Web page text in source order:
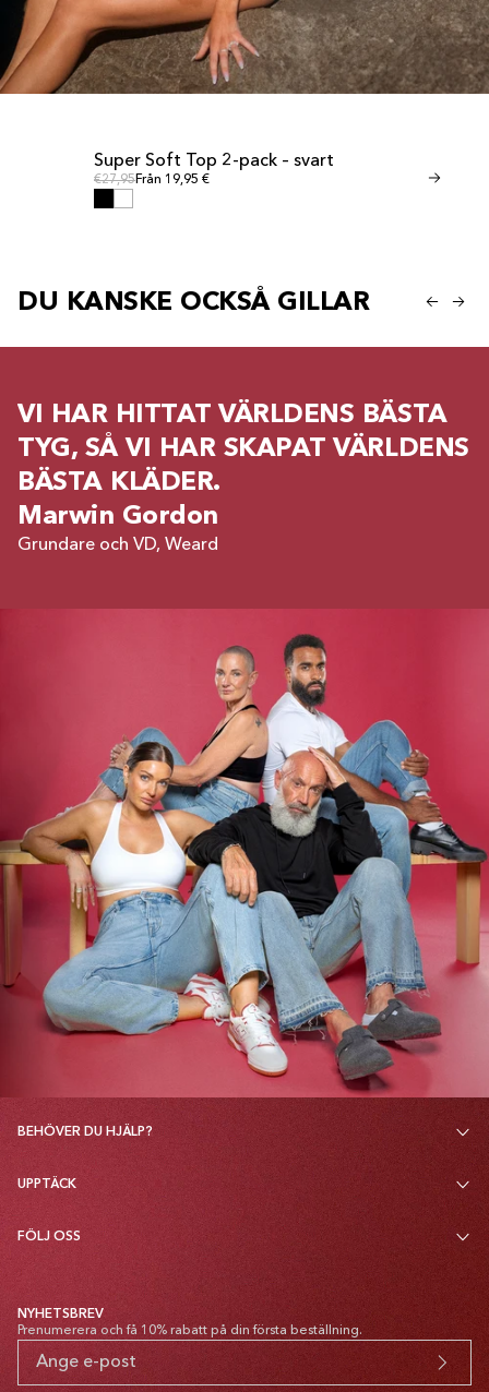
REA
Super Soft Top 2-pack – svart
Ordinarie pris
€27,95Ordinarie pris
Från 19,95 € Ordinarie pris
€24,95Från
DU KANSKE OCKSÅ GILLAR
VI HAR HITTAT VÄRLDENS BÄSTA
TYG, SÅ VI HAR SKAPAT VÄRLDENS
BÄSTA KLÄDER.
Marwin Gordon
Grundare och VD, Weard
BEHÖVER DU HJÄLP?
UPPTÄCK
FÖLJ OSS
NYHETSBREV
Prenumerera och få 10% rabatt på din första beställning.